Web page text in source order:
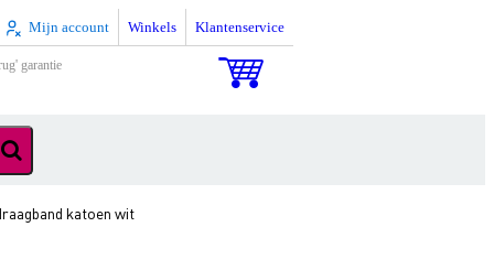
Mijn account Winkels Klantenservice
garantie
katoen wit